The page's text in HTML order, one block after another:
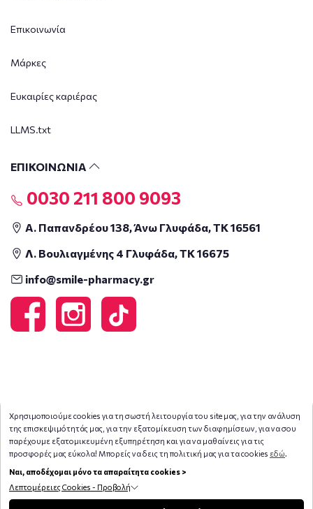
Χρησιμοποιούμε cookies για τη σωστή λειτουργία του site μας, για την ανάλυση
της επισκεψιμότητάς μας, για την εξατομίκευση των διαφημίσεων, για να σου
παρέχουμε εξατομικευμένη εξυπηρέτηση και για να μαθαίνεις για τις
προσφορές μας εύκολα! Μπορείς να δεις τη πολιτική μας για τα cookies εδώ.
Ναι, αποδέχομαι μόνο τα απαραίτητα cookies >
Λεπτομέρειες Cookies - Προβολή
Επικοινωνία
Μάρκες
Ευκαιρίες καριέρας
LLMS.txt
ΕΠΙΚΟΙΝΩΝΙΑ
0030 211 800 9093
Α. Παπανδρέου 138, Άνω Γλυφάδα, ΤΚ 16561
Λ. Βουλιαγμένης 4 Γλυφάδα, ΤΚ 16675
info@smile-pharmacy.gr
Copyright © 2026smile-pharmacy.gr